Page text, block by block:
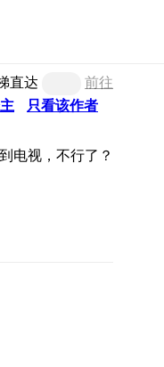
直达
前往
只看该作者